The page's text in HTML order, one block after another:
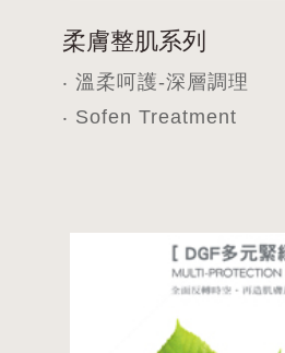
柔膚整肌系列
‧ 溫柔呵護-深層調理
‧ Sofen Treatment